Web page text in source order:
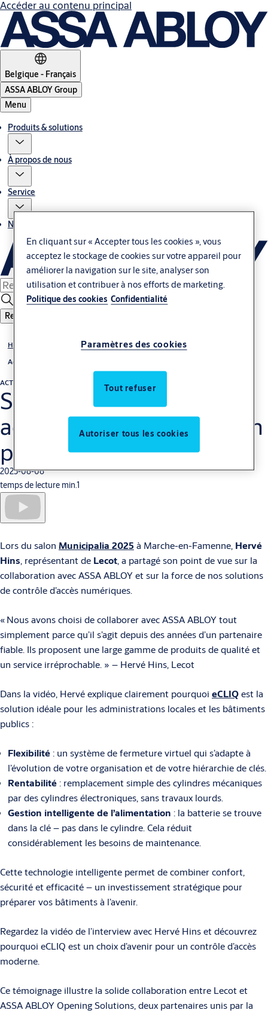
Accéder au contenu principal
Belgique - Français
ASSA ABLOY Group
Menu
Produits & solutions
À propos de nous
Service
Nous contacter
Recherche
Histoires
Actualités
ACTUALITÉS Sécurité, fiabilité et accompagnement avec un partenaire de terrain
Sécurité, fiabilité et
accompagnement avec un
partenaire de terrain
2025-06-06
temps de lecture min.1
Lors du salon Municipalia 2025 à Marche-en-Famenne, Hervé
Hins, représentant de Lecot, a partagé son point de vue sur la
collaboration avec ASSA ABLOY et sur la force de nos solutions
de contrôle d’accès numériques.
« Nous avons choisi de collaborer avec ASSA ABLOY tout
simplement parce qu’il s’agit depuis des années d’un partenaire
fiable. Ils proposent une large gamme de produits de qualité et
un service irréprochable. » – Hervé Hins, Lecot
Dans la vidéo, Hervé explique clairement pourquoi eCLIQest la
solution idéale pour les administrations locales et les bâtiments
publics :
Flexibilité: un système de fermeture virtuel qui s’adapte à
l’évolution de votre organisation et de votre hiérarchie de clés.
Rentabilité: remplacement simple des cylindres mécaniques
par des cylindres électroniques, sans travaux lourds.
Gestion intelligente de l’alimentation : la batterie se trouve
dans la clé – pas dans le cylindre. Cela réduit
considérablement les besoins de maintenance.
Cette technologie intelligente permet de combiner confort,
sécurité et efficacité – un investissement stratégique pour
préparer vos bâtiments à l’avenir.
Regardez la vidéo de l’interview avec Hervé Hins et découvrez
pourquoi eCLIQ est un choix d’avenir pour un contrôle d’accès
moderne.
Ce témoignage illustre la solide collaboration entre Lecot et
ASSA ABLOY Opening Solutions, deux partenaires unis par la
En cliquant sur « Accepter tous les cookies », vous
acceptez le stockage de cookies sur votre appareil pour
améliorer la navigation sur le site, analyser son
utilisation et contribuer à nos efforts de marketing.
Politique des cookies Confidentialité
Paramètres des cookies
Tout refuser
Autoriser tous les cookies